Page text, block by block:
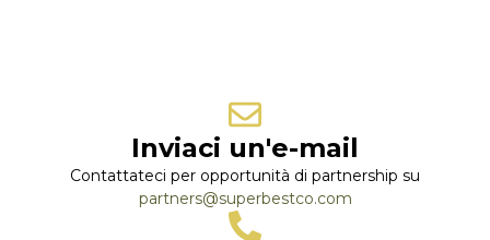
Inviaci un'e-mail
Contattateci per opportunità di partnership su
partners@superbestco.com